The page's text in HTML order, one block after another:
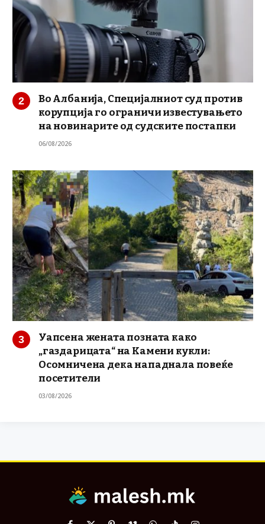
Во Албанија, Специјалниот суд против
корупција го ограничи известувањето
на новинарите од судските постапки
06/08/2026
Уапсена жената позната како
„газдарицата“ на Камени кукли:
Осомничена дека нападнала повеќе
посетители
03/08/2026